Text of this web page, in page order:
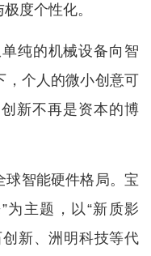
度个性化。
纯的机械设备向智
，个人的微小创意可
新不再是资本的博
球智能硬件格局。宝
为主题，以“新质影
新、洲明科技等代